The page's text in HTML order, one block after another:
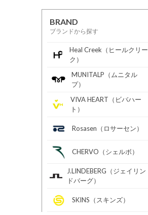
BRAND
ブランドから探す
Heal Creek（ヒールクリー
ク）
MUNITALP（ムニタル
プ）
VIVA HEART（ビバハー
ト）
Rosasen（ロサーセン）
CHERVO（シェルボ）
J.LINDEBERG（ジェイリン
ドバーグ）
SKINS（スキンズ）